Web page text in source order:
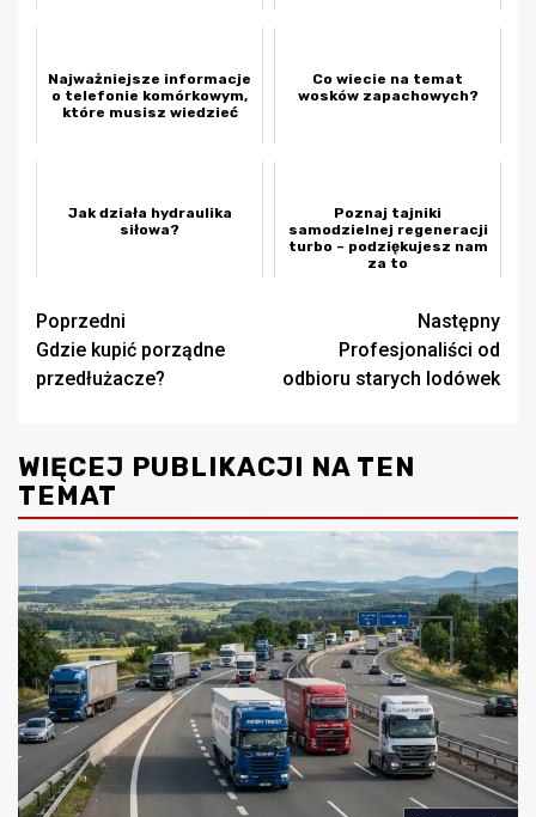
Najważniejsze informacje
o telefonie komórkowym,
które musisz wiedzieć
Co wiecie na temat
wosków zapachowych?
Jak działa hydraulika
siłowa?
Poznaj tajniki
samodzielnej regeneracji
turbo – podziękujesz nam
za to
Zobacz
wpisy
Poprzedni
Gdzie kupić porządne
przedłużacze?
Następny
Profesjonaliści od
odbioru starych lodówek
WIĘCEJ PUBLIKACJI NA TEN
TEMAT